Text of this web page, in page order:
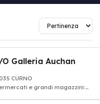
Galleria Auchan
CURNO
e grandi magazzini: